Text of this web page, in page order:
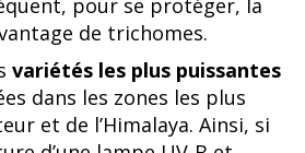
pour se protéger, la
de trichomes.
variétés les plus puissantes
dans les zones les plus
et de l’Himalaya. Ainsi, si